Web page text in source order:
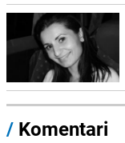
/ Komentari